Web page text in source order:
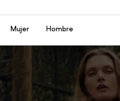
Menú
Mujer Hombre